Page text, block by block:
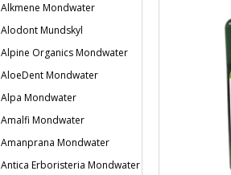
Alkmene Mondwater
Alodont Mundskyl
Alpine Organics Mondwater
AloeDent Mondwater
Alpa Mondwater
Amalfi Mondwater
Amanprana Mondwater
Antica Erboristeria Mondwater